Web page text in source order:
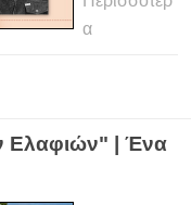
α
Ελαφιών" | Ένα